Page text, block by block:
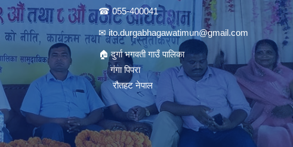
☎ 055-400041
✉ ito.durgabhagawatimun@gmail.com
🏠 दुर्गा भगवती गाउँ पालिका
गंगा पिपरा
रौतहट नेपाल